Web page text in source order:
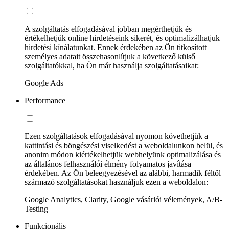
A szolgáltatás elfogadásával jobban megérthetjük és
értékelhetjük online hirdetéseink sikerét, és optimalizálhatjuk
hirdetési kínálatunkat. Ennek érdekében az Ön titkosított
személyes adatait összehasonlítjuk a következő külső
szolgáltatókkal, ha Ön már használja szolgáltatásaikat:
Google Ads
Performance
Ezen szolgáltatások elfogadásával nyomon követhetjük a
kattintási és böngészési viselkedést a weboldalunkon belül, és
anonim módon kiértékelhetjük webhelyünk optimalizálása és
az általános felhasználói élmény folyamatos javítása
érdekében. Az Ön beleegyezésével az alábbi, harmadik féltől
származó szolgáltatásokat használjuk ezen a weboldalon:
Google Analytics, Clarity, Google vásárlói vélemények, A/B-
Testing
Funkcionális